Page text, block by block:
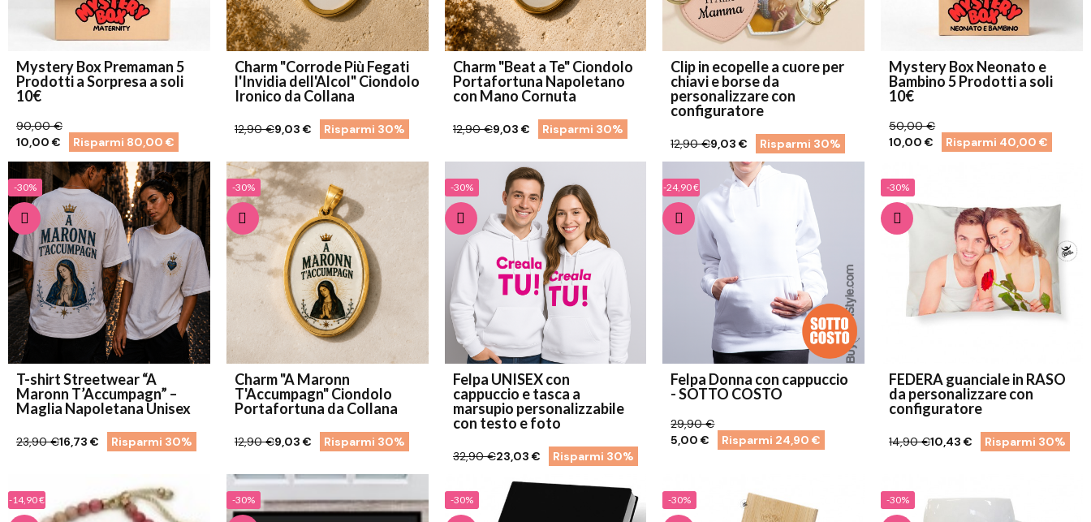
Mystery Box Premaman 5
Prodotti a Sorpresa a soli
10€
90,00 €
10,00 €
Risparmi 80,00 €
Charm "Corrode Più Fegati
l'Invidia dell'Alcol" Ciondolo
Ironico da Collana
12,90 €9,03 € Risparmi 30%
Charm "Beat a Te" Ciondolo
Portafortuna Napoletano
con Mano Cornuta
12,90 €9,03 € Risparmi 30%
Clip in ecopelle a cuore per
chiavi e borse da
personalizzare con
configuratore
12,90 €9,03 € Risparmi 30%
Mystery Box Neonato e
Bambino 5 Prodotti a soli
10€
50,00 €
10,00 €
Risparmi 40,00 €
-30%
T-shirt Streetwear “A
Maronn T’Accumpagn” –
Maglia Napoletana Unisex
23,90 €16,73 € Risparmi 30%
-30%
Charm "A Maronn
T'Accumpagn" Ciondolo
Portafortuna da Collana
12,90 €9,03 € Risparmi 30%
-30%
Felpa UNISEX con
cappuccio e tasca a
marsupio personalizzabile
con testo e foto
32,90 €23,03 € Risparmi 30%
-24,90 €
Felpa Donna con cappuccio
- SOTTO COSTO
29,90 €
5,00 €
Risparmi 24,90 €
-30%
FEDERA guanciale in RASO
da personalizzare con
configuratore
14,90 €10,43 € Risparmi 30%
-14,90 € -30% -30% -30% -30%